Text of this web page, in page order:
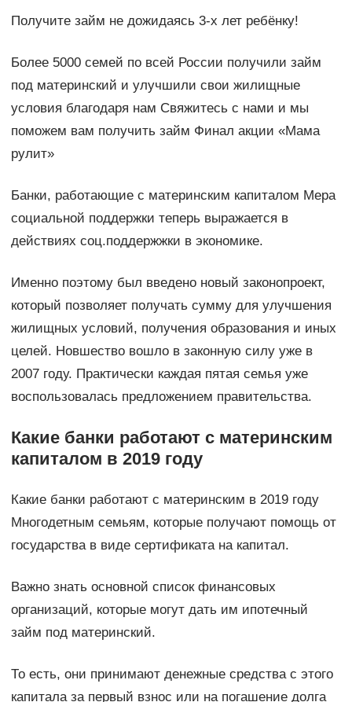
Получите займ не дожидаясь 3-х лет ребёнку!
Более 5000 семей по всей России получили займ
под материнский и улучшили свои жилищные
условия благодаря нам Свяжитесь с нами и мы
поможем вам получить займ Финал акции «Мама
рулит»
Банки, работающие с материнским капиталом Мера
социальной поддержки теперь выражается в
действиях соц.поддержжки в экономике.
Именно поэтому был введено новый законопроект,
который позволяет получать сумму для улучшения
жилищных условий, получения образования и иных
целей. Новшество вошло в законную силу уже в
2007 году. Практически каждая пятая семья уже
воспользовалась предложением правительства.
Какие банки работают с материнским
капиталом в 2019 году
Какие банки работают с материнским в 2019 году
Многодетным семьям, которые получают помощь от
государства в виде сертификата на капитал.
Важно знать основной список финансовых
организаций, которые могут дать им ипотечный
займ под материнский.
То есть, они принимают денежные средства с этого
капитала за первый взнос или на погашение долга